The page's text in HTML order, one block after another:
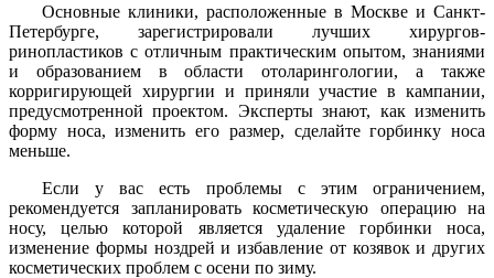
Основные клиники, расположенные в Москве и Санкт-
Петербурге, зарегистрировали лучших хирургов-
ринопластиков с отличным практическим опытом, знаниями
и образованием в области отоларингологии, а также
корригирующей хирургии и приняли участие в кампании,
предусмотренной проектом. Эксперты знают, как изменить
форму носа, изменить его размер, сделайте горбинку носа
меньше.
Если у вас есть проблемы с этим ограничением,
рекомендуется запланировать косметическую операцию на
носу, целью которой является удаление горбинки носа,
изменение формы ноздрей и избавление от козявок и других
косметических проблем с осени по зиму.